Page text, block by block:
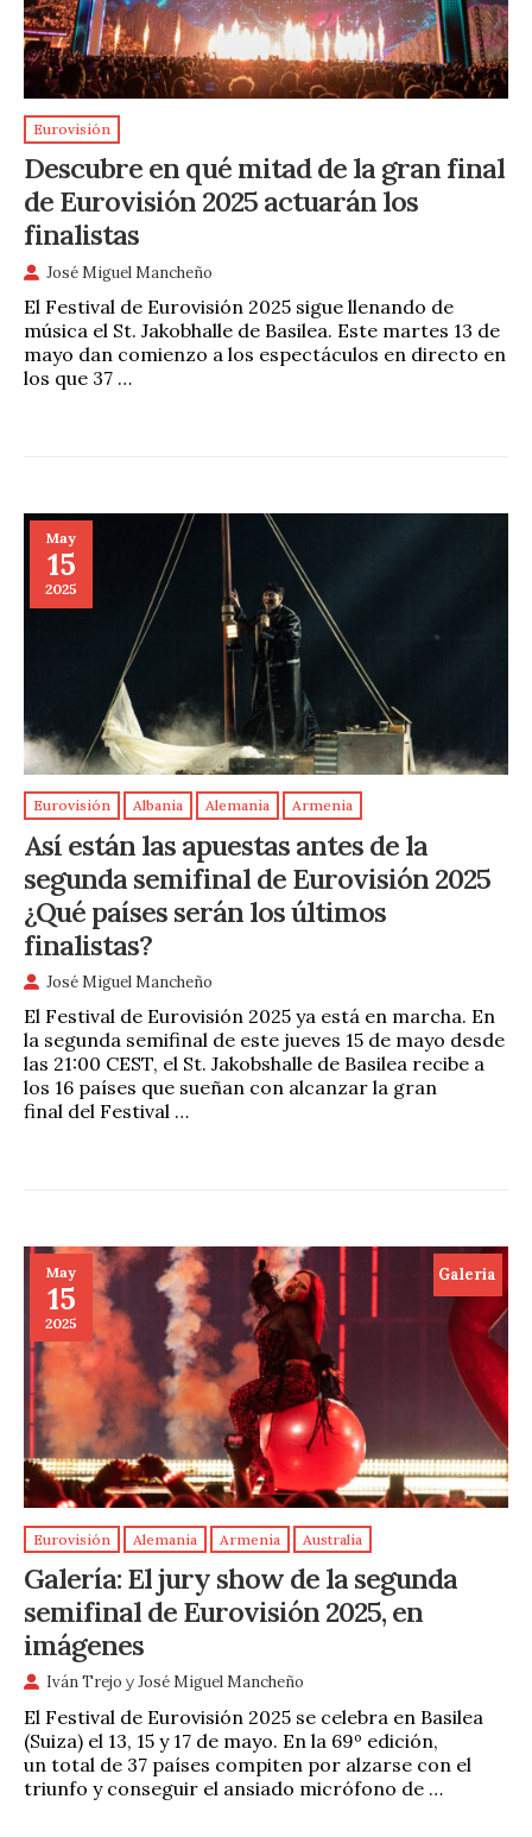
Eurovisión
Descubre en qué mitad de la gran final
de Eurovisión 2025 actuarán los
finalistas
José Miguel Mancheño
El Festival de Eurovisión 2025 sigue llenando de
música el St. Jakobhalle de Basilea. Este martes 13 de
mayo dan comienzo a los espectáculos en directo en
los que 37 …
May
15
2025
Eurovisión Albania Alemania Armenia
Así están las apuestas antes de la
segunda semifinal de Eurovisión 2025
¿Qué países serán los últimos
finalistas?
José Miguel Mancheño
El Festival de Eurovisión 2025 ya está en marcha. En
la segunda semifinal de este jueves 15 de mayo desde
las 21:00 CEST, el St. Jakobshalle de Basilea recibe a
los 16 países que sueñan con alcanzar la gran
final del Festival …
May
15
2025
Galeria
Eurovisión Alemania Armenia Australia
Galería: El jury show de la segunda
semifinal de Eurovisión 2025, en
imágenes
Iván Trejo yJosé Miguel Mancheño
El Festival de Eurovisión 2025 se celebra en Basilea
(Suiza) el 13, 15 y 17 de mayo. En la 69º edición,
un total de 37 países compiten por alzarse con el
triunfo y conseguir el ansiado micrófono de …